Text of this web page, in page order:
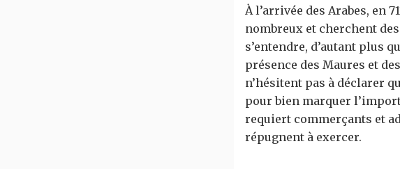
À l’arrivée des Arabes, en
nombreux et cherchent
s’entendre, d’autant plus
présence des Maures et
n’hésitent pas à déclarer
pour bien marquer
requiert commerçants et
répugnent à exercer.